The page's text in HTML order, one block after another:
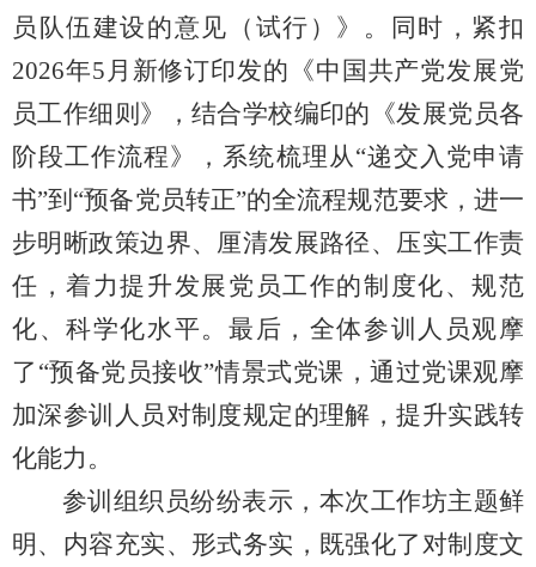
员队伍建设的意见（试行）》。同时，紧扣
2026年5月新修订印发的《中国共产党发展党
员工作细则》，结合学校编印的《发展党员各
阶段工作流程》，系统梳理从“递交入党申请
书”到“预备党员转正”的全流程规范要求，进一
步明晰政策边界、厘清发展路径、压实工作责
任，着力提升发展党员工作的制度化、规范
化、科学化水平。最后，全体参训人员观摩
了“预备党员接收”情景式党课，通过党课观摩
加深参训人员对制度规定的理解，提升实践转
化能力。
参训组织员纷纷表示，本次工作坊主题鲜
明、内容充实、形式务实，既强化了对制度文